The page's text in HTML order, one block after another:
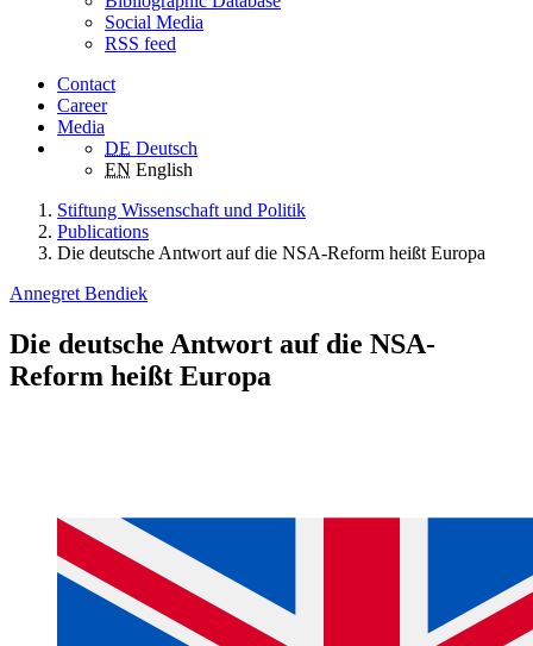
Social Media
RSS feed
Contact
Career
Media
DE Deutsch
EN English
Stiftung Wissenschaft und Politik
Publications
Die deutsche Antwort auf die NSA-Reform heißt Europa
Annegret Bendiek
Die deutsche Antwort auf die NSA-
Reform heißt Europa